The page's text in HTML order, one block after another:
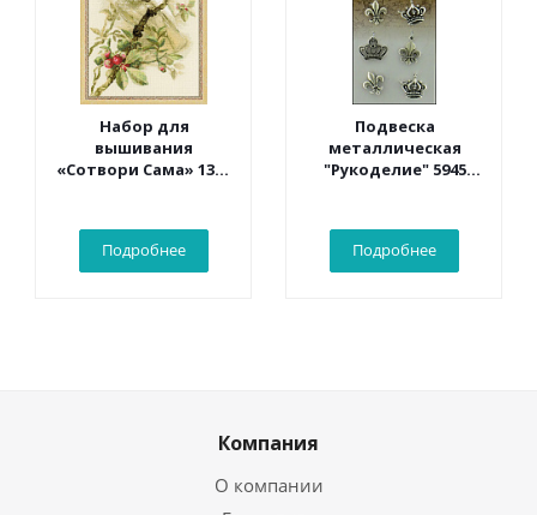
Набор для
вышивания
«Сотвори Сама» 1362
Подробнее
Подвеска
металлическая
"Рукоделие" 5945
Подробнее
Компания
О компании